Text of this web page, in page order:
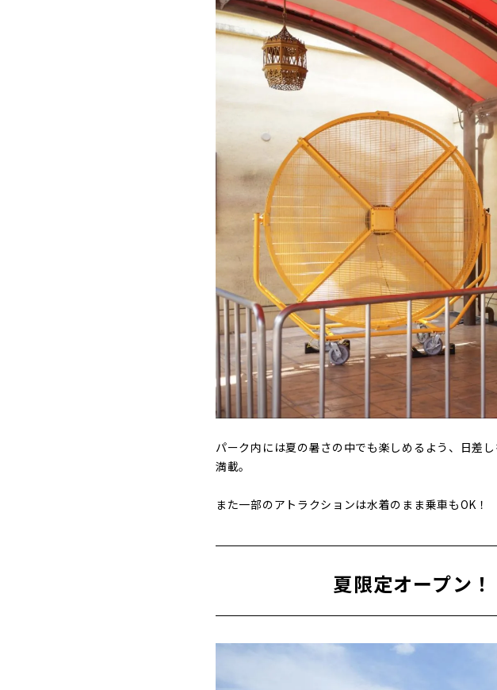
パーク内には夏の暑さの中でも楽しめるよう、日差
満載。
また一部のアトラクションは水着のまま乗車もOK！
夏限定オープン！